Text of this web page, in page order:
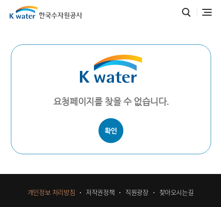
요청페이지를 찾을 수 없습니다.
개인정보 처리방침 저작권정책 직원광장 찾아오시는길